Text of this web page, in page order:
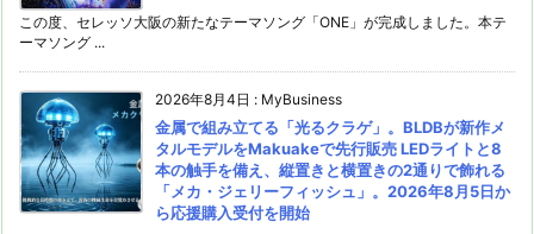
この度、セレッソ大阪の新たなテーマソング「ONE」が完成しました。本テ
ーマソング ...
2026年8月4日 : MyBusiness
金属で組み立てる「光るクラゲ」。BLDBが新作メ
タルモデルをMakuakeで先行販売 LEDライトと8
本の触手を備え、縦置きと横置きの2通りで飾れる
「メカ・ジェリーフィッシュ」。2026年8月5日か
ら応援購入受付を開始